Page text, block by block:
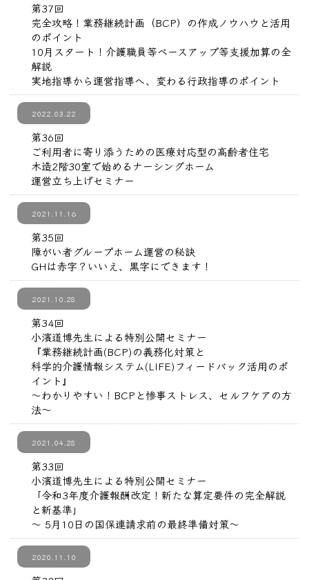
第37回
完全攻略！業務継続計画（BCP）の作成ノウハウと活用
のポイント
10月スタート！介護職員等ベースアップ等支援加算の全
解説
実地指導から運営指導へ、変わる行政指導のポイント
2022.03.22
第36回
ご利用者に寄り添うための医療対応型の高齢者住宅
木造2階30室で始めるナーシングホーム
運営立ち上げセミナー
2021.11.16
第35回
障がい者グループホーム運営の秘訣
GHは赤字？いいえ、黒字にできます！
2021.10.28
第34回
小濱道博先生による特別公開セミナー
『業務継続計画(BCP)の義務化対策と
科学的介護情報システム(LIFE)フィードバック活用のポ
イント』
～わかりやすい！BCPと惨事ストレス、セルフケアの方
法～
2021.04.28
第33回
小濱道博先生による特別公開セミナー
「令和3年度介護報酬改定！新たな算定要件の完全解説
と新基準」
〜 5月10日の国保連請求前の最終準備対策～
2020.11.10